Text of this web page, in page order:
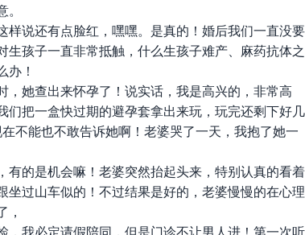
说还有点脸红，嘿嘿。是真的！婚后我们一直没要
孩子一直非常抵触，什么生孩子难产、麻药抗体之
！
她查出来怀孕了！说实话，我是高兴的，非常高
把一盒快过期的避孕套拿出来玩，玩完还剩下好几
不能也不敢告诉她啊！老婆哭了一天，我抱了她一
的是机会嘛！老婆突然抬起头来，特别认真的看着
过山车似的！不过结果是好的，老婆慢慢的在心理
，